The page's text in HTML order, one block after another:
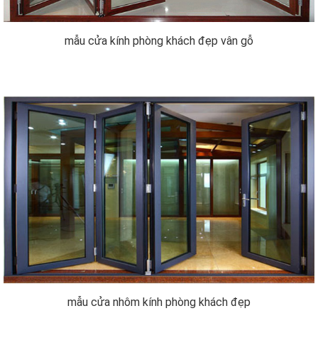
mẫu cửa kính phòng khách đẹp vân gỗ
mẫu cửa nhôm kính phòng khách đẹp